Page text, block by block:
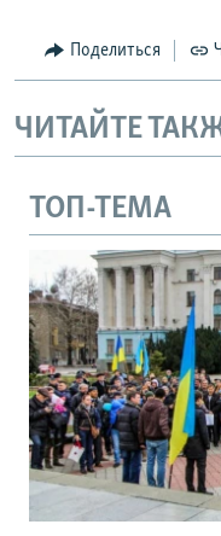
Поделиться
ЧИТАЙТЕ
ТОП-ТЕМА